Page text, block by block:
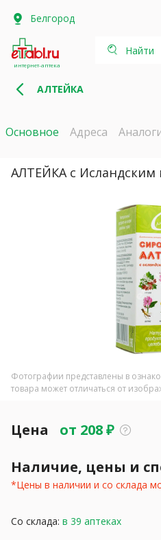
Белгород
интернет-аптека
Найти
АЛТЕЙКА
Основное Адреса
АЛТЕЙКА с Исландским
Фотографии представлены в
товара может отличаться от
Цена от 208₽
Наличие, цены и
*Цены в наличии и со склада
Со склада: в 39 аптеках